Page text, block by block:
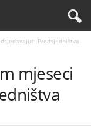
Predsjedništva
mjeseci